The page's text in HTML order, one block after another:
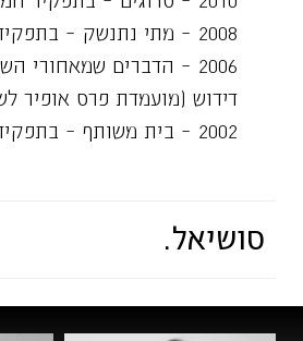
2008 – מתי נתנשק – בתפקיד תמר.
2006 – הדברים
דידוש (מועמדת פרס אופיר
2002 – בית משותף – בתפקיד משי.
2019 – היום – סטנדאפ.
סושיאל.